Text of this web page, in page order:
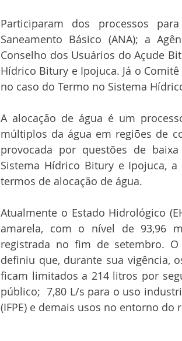
Participaram dos processos
Saneamento Básico (ANA); a
Conselho dos Usuários do Açude
Hídrico Bitury e Ipojuca. Já o
no caso do Termo no Sistema
A alocação de água é um
múltiplos da água em regiões de
provocada por questões de
Sistema Hídrico Bitury e Ipojuca,
termos de alocação de água.
Atualmente o Estado Hidrológico
amarela, com o nível de 93,96
registrada no fim de setembro.
definiu que, durante sua vigência,
ficam limitados a 214 litros por
público;  7,80 L/s para o uso
(IFPE) e demais usos no entorno